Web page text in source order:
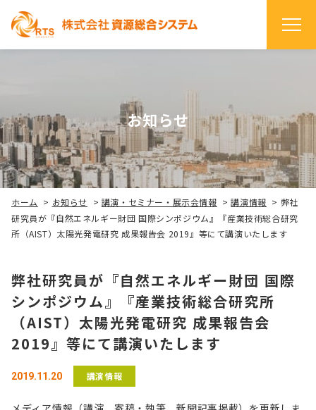
お知らせ
ホーム > お知らせ > 講演・セミナー・展示会情報 >講演情報 > 弊社
研究員が『自然エネルギー財団 国際シンポジウム』『産業技術総合研究
所（AIST）太陽光発電研究 成果報告会 2019』等にて講演いたします
弊社研究員が『自然エネルギー財団 国際
シンポジウム』『産業技術総合研究所
（AIST）太陽光発電研究 成果報告会
2019』等にて講演いたします
2019.11.20 講演情報